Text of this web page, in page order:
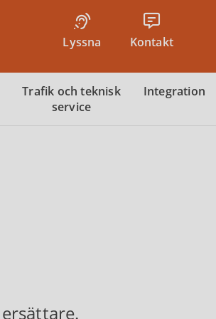
Lyssna Kontakt
Trafik och teknisk
service
Integration